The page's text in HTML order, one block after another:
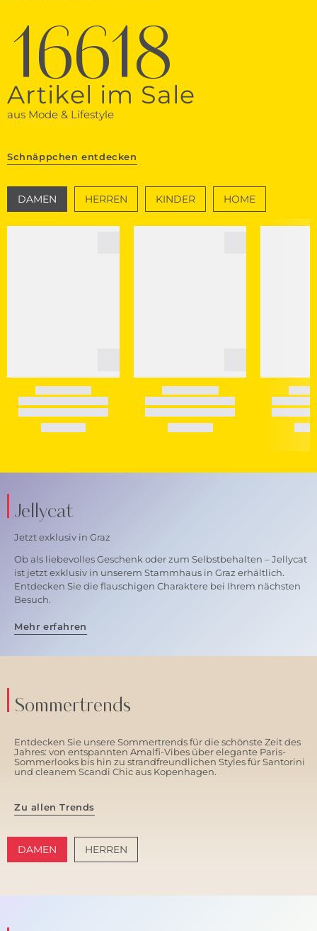
16618
Artikel im Sale
aus Mode & Lifestyle
Schnäppchen entdecken
DAMEN HERREN KINDER HOME
Jellycat
Jetzt exklusiv in Graz
Ob als liebevolles Geschenk oder zum Selbstbehalten – Jellycat
ist jetzt exklusiv in unserem Stammhaus in Graz erhältlich.
Entdecken Sie die flauschigen Charaktere bei Ihrem nächsten
Besuch.
Mehr erfahren
Sommertrends
Entdecken Sie unsere Sommertrends für die schönste Zeit des
Jahres: von entspannten Amalfi-Vibes über elegante Paris-
Sommerlooks bis hin zu strandfreundlichen Styles für Santorini
und cleanem Scandi Chic aus Kopenhagen.
Zu allen Trends
DAMEN HERREN